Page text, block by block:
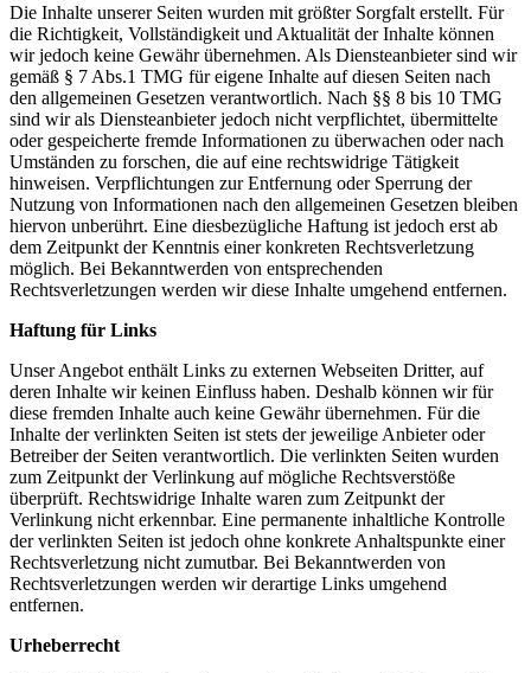
Die Inhalte unserer Seiten wurden mit größter Sorgfalt erstellt. Für
die Richtigkeit, Vollständigkeit und Aktualität der Inhalte können
wir jedoch keine Gewähr übernehmen. Als Diensteanbieter sind wir
gemäß § 7 Abs.1 TMG für eigene Inhalte auf diesen Seiten nach
den allgemeinen Gesetzen verantwortlich. Nach §§ 8 bis 10 TMG
sind wir als Diensteanbieter jedoch nicht verpflichtet, übermittelte
oder gespeicherte fremde Informationen zu überwachen oder nach
Umständen zu forschen, die auf eine rechtswidrige Tätigkeit
hinweisen. Verpflichtungen zur Entfernung oder Sperrung der
Nutzung von Informationen nach den allgemeinen Gesetzen bleiben
hiervon unberührt. Eine diesbezügliche Haftung ist jedoch erst ab
dem Zeitpunkt der Kenntnis einer konkreten Rechtsverletzung
möglich. Bei Bekanntwerden von entsprechenden
Rechtsverletzungen werden wir diese Inhalte umgehend entfernen.
Haftung für Links
Unser Angebot enthält Links zu externen Webseiten Dritter, auf
deren Inhalte wir keinen Einfluss haben. Deshalb können wir für
diese fremden Inhalte auch keine Gewähr übernehmen. Für die
Inhalte der verlinkten Seiten ist stets der jeweilige Anbieter oder
Betreiber der Seiten verantwortlich. Die verlinkten Seiten wurden
zum Zeitpunkt der Verlinkung auf mögliche Rechtsverstöße
überprüft. Rechtswidrige Inhalte waren zum Zeitpunkt der
Verlinkung nicht erkennbar. Eine permanente inhaltliche Kontrolle
der verlinkten Seiten ist jedoch ohne konkrete Anhaltspunkte einer
Rechtsverletzung nicht zumutbar. Bei Bekanntwerden von
Rechtsverletzungen werden wir derartige Links umgehend
entfernen.
Urheberrecht